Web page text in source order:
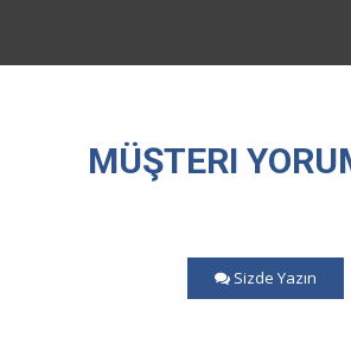
MÜŞTERI
Sizde Yazın